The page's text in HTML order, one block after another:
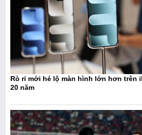
Rò rỉ mới hé lộ màn hình lớn hơn trên
20 năm